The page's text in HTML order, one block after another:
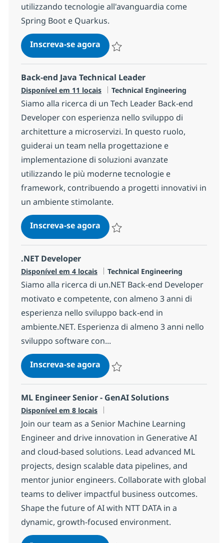
utilizzando tecnologie all'avanguardia come
Spring Boot e Quarkus.
Inscreva-se agoraSenior Back-end Java
Back-end Java Technical Leader
Disponível em 11 locais Categoria
Technical Engineering
Siamo alla ricerca di un Tech Leader Back-end
Developer con esperienza nello sviluppo di
architetture a microservizi. In questo ruolo,
guiderai un team nella progettazione e
implementazione di soluzioni avanzate
utilizzando le più moderne tecnologie e
framework, contribuendo a progetti innovativi in
un ambiente stimolante.
Inscreva-se agoraBack-end Java Technical Leader
.NET Developer
Disponível em 4 locais Categoria
Technical Engineering
Siamo alla ricerca di un.NET Back-end Developer
motivato e competente, con almeno 3 anni di
esperienza nello sviluppo back-end in
ambiente.NET. Esperienza di almeno 3 anni nello
sviluppo software con...
Inscreva-se agora.NET Developer
ML Engineer Senior - GenAI Solutions
Disponível em 8 locais
Join our team as a Senior Machine Learning
Engineer and drive innovation in Generative AI
and cloud-based solutions. Lead advanced ML
projects, design scalable data pipelines, and
mentor junior engineers. Collaborate with global
teams to deliver impactful business outcomes.
Shape the future of AI with NTT DATA in a
dynamic, growth-focused environment.